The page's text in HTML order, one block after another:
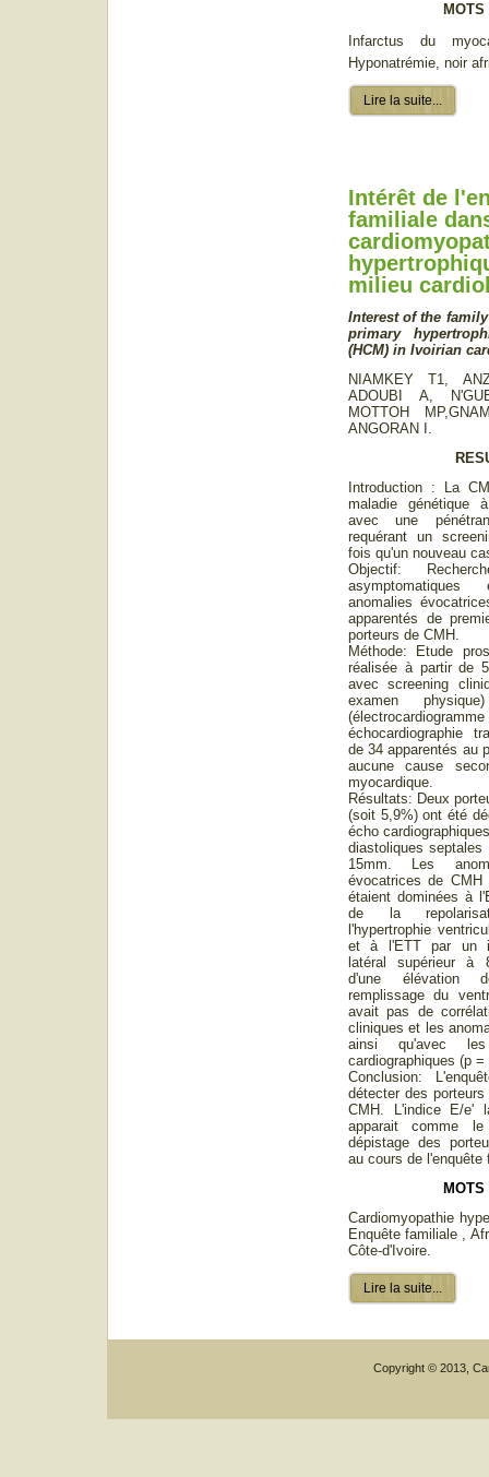
Infarctus du
Hyponatrémie, noir
Lire la suite...
Intérêt de
familiale
milieu
Interest of the
primary
(HCM) in Ivoirian
NIAMKEY T1,
ADOUBI A,
MOTTOH
ANGORAN I.
Introduction : La
maladie génétique
avec une
requérant un
fois qu'un nouveau
Objectif:
anomalies
apparentés de
porteurs de CMH.
Méthode: Etude
réalisée à partir de
avec screening
examen
échocardiographie
de 34 apparentés au
aucune cause
myocardique.
Résultats: Deux
(soit 5,9%) ont été
écho
diastoliques
15mm. Les
évocatrices de
étaient dominées à
de la
l'hypertrophie
et à l'ETT par un
latéral supérieur à
d'une élévation
remplissage du
avait pas de
cliniques et les
ainsi qu'avec
cardiographiques (p =
Conclusion:
détecter des
CMH. L'indice E/e'
apparait comme
dépistage des
au cours de l'enquête
Cardiomyopathie
Enquête familiale ,
Côte-d'Ivoire.
Lire la suite...
Copyright © 2013,